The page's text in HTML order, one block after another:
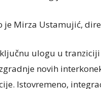
Mirza Ustamujić,
ulogu u
novih
Istovremeno,